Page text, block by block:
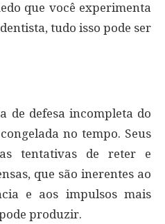
que você experimenta
tudo isso pode ser
de defesa incompleta do
no tempo. Seus
tentativas de reter e
que são inerentes ao
e aos impulsos mais
produzir.